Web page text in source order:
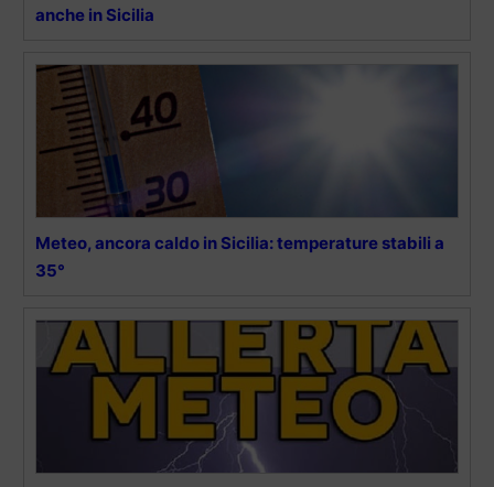
anche in Sicilia
Meteo, ancora caldo in Sicilia: temperature stabili a
35°